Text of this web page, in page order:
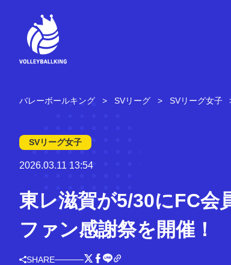
バレーボールキング SVリーグ SVリーグ女子
SVリーグ女子
2026.03.11 13:54
東レ滋賀が5/30にFC会
ファン感謝祭を開催！
SHARE